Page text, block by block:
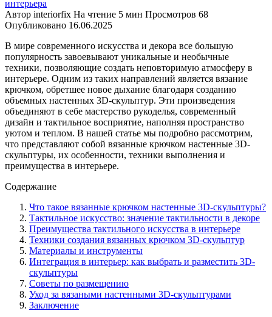
интерьера
Автор interiorfix На чтение 5 мин Просмотров 68
Опубликовано 16.06.2025
В мире современного искусства и декора все большую
популярность завоевывают уникальные и необычные
техники, позволяющие создать неповторимую атмосферу в
интерьере. Одним из таких направлений является вязание
крючком, обретшее новое дыхание благодаря созданию
объемных настенных 3D-скульптур. Эти произведения
объединяют в себе мастерство рукоделья, современный
дизайн и тактильное восприятие, наполняя пространство
уютом и теплом. В нашей статье мы подробно рассмотрим,
что представляют собой вязанные крючком настенные 3D-
скульптуры, их особенности, техники выполнения и
преимущества в интерьере.
Содержание
Что такое вязанные крючком настенные 3D-скульптуры?
Тактильное искусство: значение тактильности в декоре
Преимущества тактильного искусства в интерьере
Техники создания вязанных крючком 3D-скульптур
Материалы и инструменты
Интеграция в интерьер: как выбрать и разместить 3D-
скульптуры
Советы по размещению
Уход за вязаными настенными 3D-скульптурами
Заключение